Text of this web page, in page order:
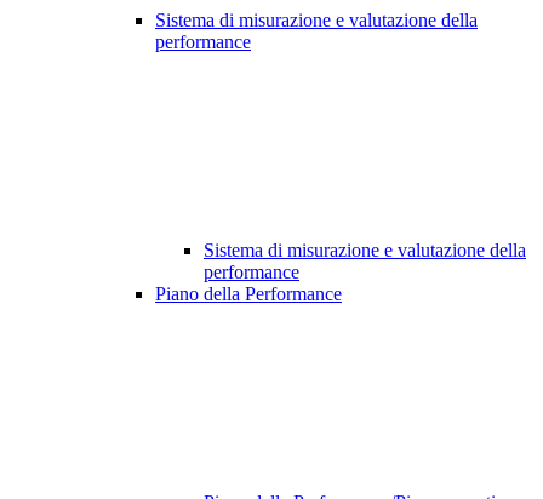
Sistema di misurazione e valutazione della
performance
Sistema di misurazione e valutazione della
performance
Piano della Performance